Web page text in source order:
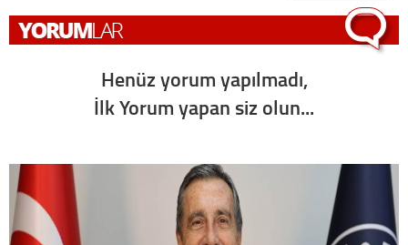
Henüz yorum yapılmadı,
İlk Yorum yapan siz olun...